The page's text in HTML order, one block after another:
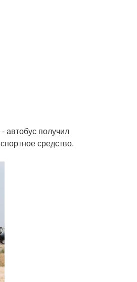
автобус получил
средство.